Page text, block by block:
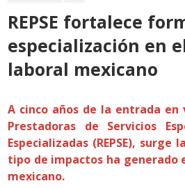
REPSE fortalece
especialización en
laboral mexicano
A cinco años de la entrada
Prestadoras de Servicios
Especializadas (REPSE),
tipo de impactos ha generado
mexicano.